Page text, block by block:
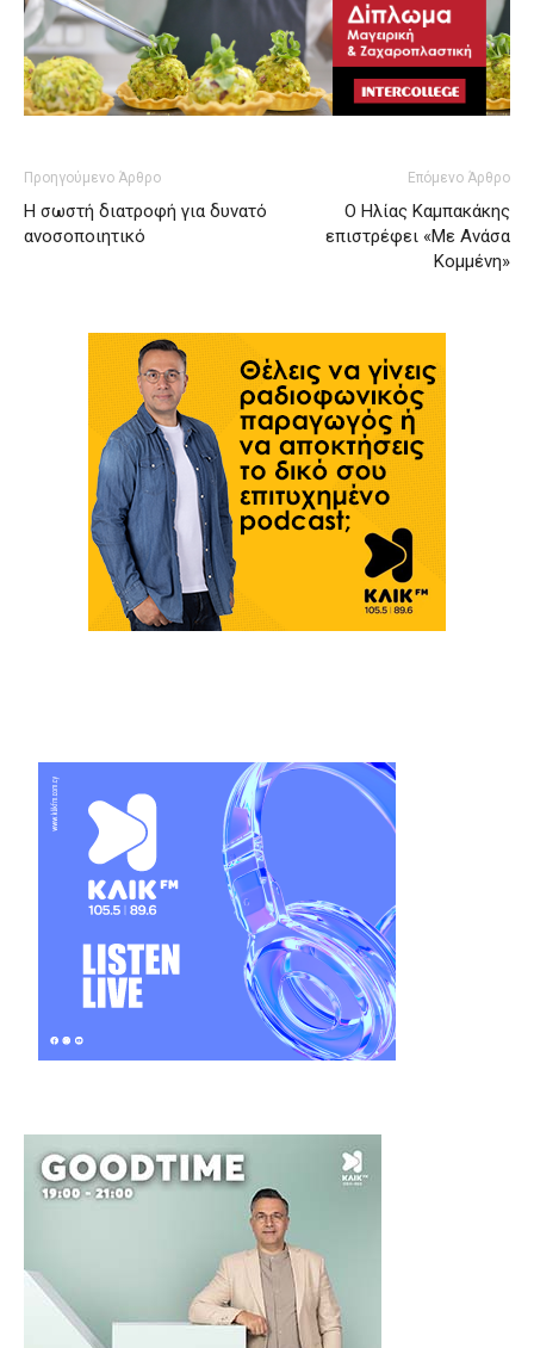
Προηγούμενο Άρθρο
Η σωστή διατροφή για δυνατό
ανοσοποιητικό
Επόμενο Άρθρο
Ο Ηλίας Καμπακάκης
επιστρέφει «Με Ανάσα
Κομμένη»